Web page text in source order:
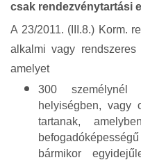
csak rendezvénytartási
A 23/2011. (III.8.) Korm.
alkalmi vagy rendszeres
amelyet
300 személynél
helyiségben, vagy
tartanak,
bármikor